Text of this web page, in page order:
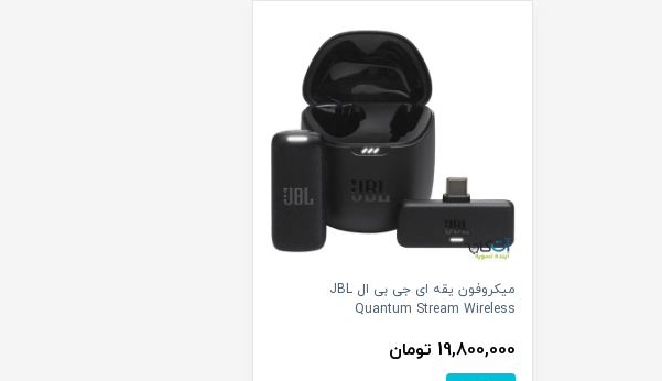
میکروفون یقه ای جی بی ال JBL
Quantum Stream Wireless
19,800,000 تومان